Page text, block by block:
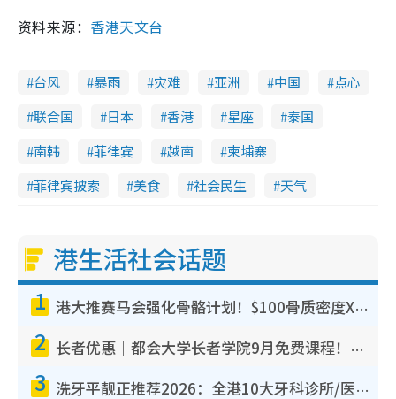
资料来源： 香港天文台
台风 暴雨 灾难 亚洲 中国
点心
联合国
日本 香港 星座
泰国
南韩
菲律宾 越南
柬埔寨
菲律宾披索
美食 社会民生 天气
港生活社会话题
1 港大推赛马会强化骨骼计划！$100骨质密度X光检查 完成免费运动训练送超市礼券！附参加资格
2 长者优惠｜都会大学长者学院9月免费课程！多媒体/微电影创作/网络安全 附报名方法教学
3 洗牙平靓正推荐2026：全港10大牙科诊所/医院懒人包，夜诊至8点/镇静洁牙/医疗券适用